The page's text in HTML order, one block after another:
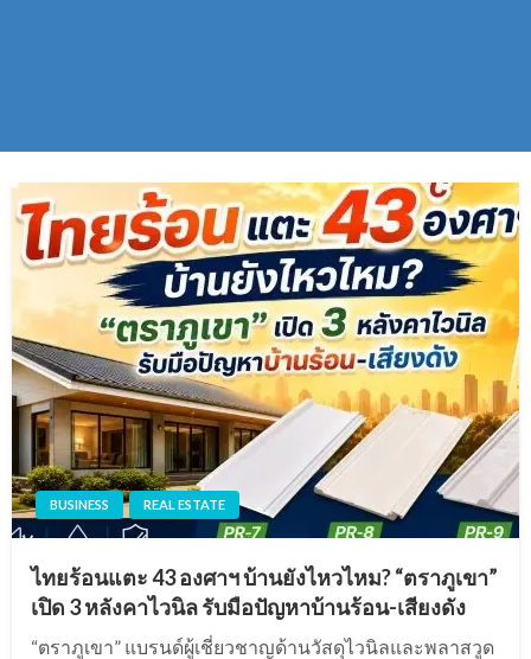
BUSINESS REAL ESTATE
ไทยร้อนแตะ 43 องศาฯ บ้านยังไหวไหม? “ตราภูเขา”
เปิด 3 หลังคาไวนิล รับมือปัญหาบ้านร้อน-เสียงดัง
“ตราภูเขา” แบรนด์ผู้เชี่ยวชาญด้านวัสดุไวนิลและพลาสวูด